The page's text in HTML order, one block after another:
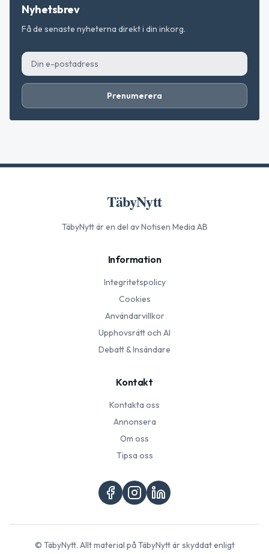
Nyhetsbrev
Få de senaste nyheterna direkt i din inkorg.
Prenumerera
TäbyNytt
TäbyNyttär en del av Notisen Media AB
Information
Integritetspolicy
Cookies
Användarvillkor
Upphovsrätt och AI
Debatt & Insändare
Kontakt
Kontakta oss
Annonsera
Om oss
Tipsa oss
© TäbyNytt. Allt material påTäbyNyttär skyddat enligt